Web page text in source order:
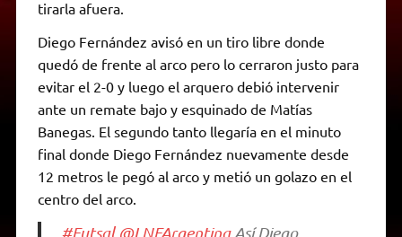
tirarla afuera.
Diego Fernández avisó en un tiro libre donde
quedó de frente al arco pero lo cerraron justo para
evitar el 2-0 y luego el arquero debió intervenir
ante un remate bajo y esquinado de Matías
Banegas. El segundo tanto llegaría en el minuto
final donde Diego Fernández nuevamente desde
12 metros le pegó al arco y metió un golazo en el
centro del arco.
#Futsal @LNFArgentinaAsí Diego